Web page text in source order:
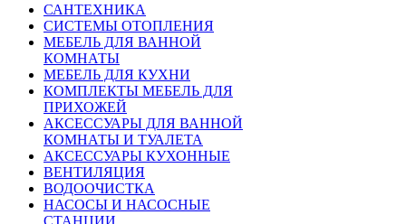
САНТЕХНИКА
СИСТЕМЫ ОТОПЛЕНИЯ
МЕБЕЛЬ ДЛЯ ВАННОЙ
КОМНАТЫ
МЕБЕЛЬ ДЛЯ КУХНИ
КОМПЛЕКТЫ МЕБЕЛЬ ДЛЯ
ПРИХОЖЕЙ
АКСЕССУАРЫ ДЛЯ ВАННОЙ
КОМНАТЫ И ТУАЛЕТА
АКСЕССУАРЫ КУХОННЫЕ
ВЕНТИЛЯЦИЯ
ВОДООЧИСТКА
НАСОСЫ И НАСОСНЫЕ
СТАНЦИИ